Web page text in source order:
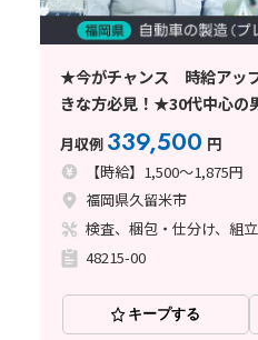
★今がチャンス 時給アッ
きな方必見！★30代中心の
月収例 339,500 円
【時給】1,500～1,875円
福岡県久留米市
48215-00
キープする